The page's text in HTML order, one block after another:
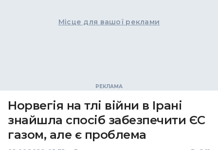
Місце для вашої реклами
Норвегія на тлі війни в Ірані
знайшла спосіб забезпечити ЄС
газом, але є проблема